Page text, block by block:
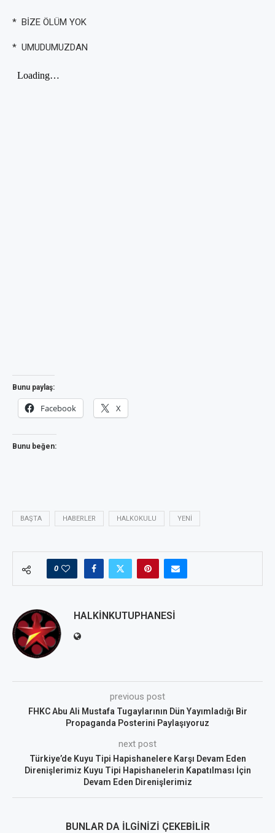
* BİZE ÖLÜM YOK
* UMUDUMUZDAN
Bunu paylaş:
Facebook X
Bunu beğen:
BAŞTA HABERLER HALKOKULU YENI
0
HALKINKUTUPHANESI
previous post
FHKC Abu Ali Mustafa Tugaylarının Dün Yayımladığı Bir
Propaganda Posterini Paylaşıyoruz
next post
Türkiye’de Kuyu Tipi Hapishanelere Karşı Devam Eden
Direnişlerimiz Kuyu Tipi Hapishanelerin Kapatılması İçin
Devam Eden Direnişlerimiz
BUNLAR DA İLGINIZI ÇEKEBILIR